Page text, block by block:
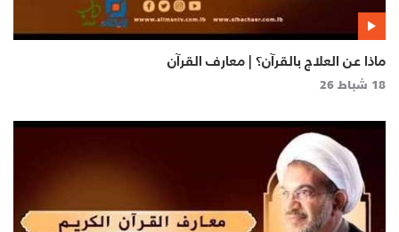
ماذا عن العلاج بالقرآن؟ | معارف القرآن
18 شباط 26